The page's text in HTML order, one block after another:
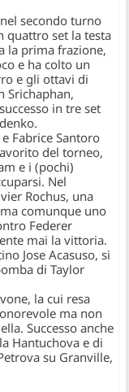
nel secondo turno
quattro set la testa
la prima frazione,
e ha colto un
e gli ottavi di
Srichaphan,
in tre set
e Fabrice Santoro
del torneo,
e i (pochi)
Nel
Rochus, una
comunque uno
Federer
mai la vittoria.
Jose Acasuso, si
diTaylor
, la cui resa
ma non
Successo anche
Hantuchova e di
su Granville,